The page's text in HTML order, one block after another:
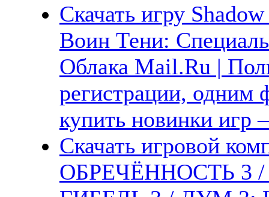
Скачать игру
Воин Тени:
Облака Mail.Ru |
регистрации, одним
купить новинки
Скачать игровой
ОБРЕЧЁННОСТЬ 3